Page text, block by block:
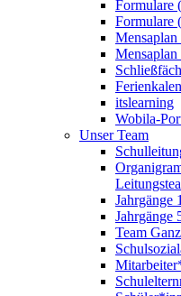
Formulare
Formulare
itslearning
Wobila-
Unser Team
Jahrgänge
Jahrgänge
Team